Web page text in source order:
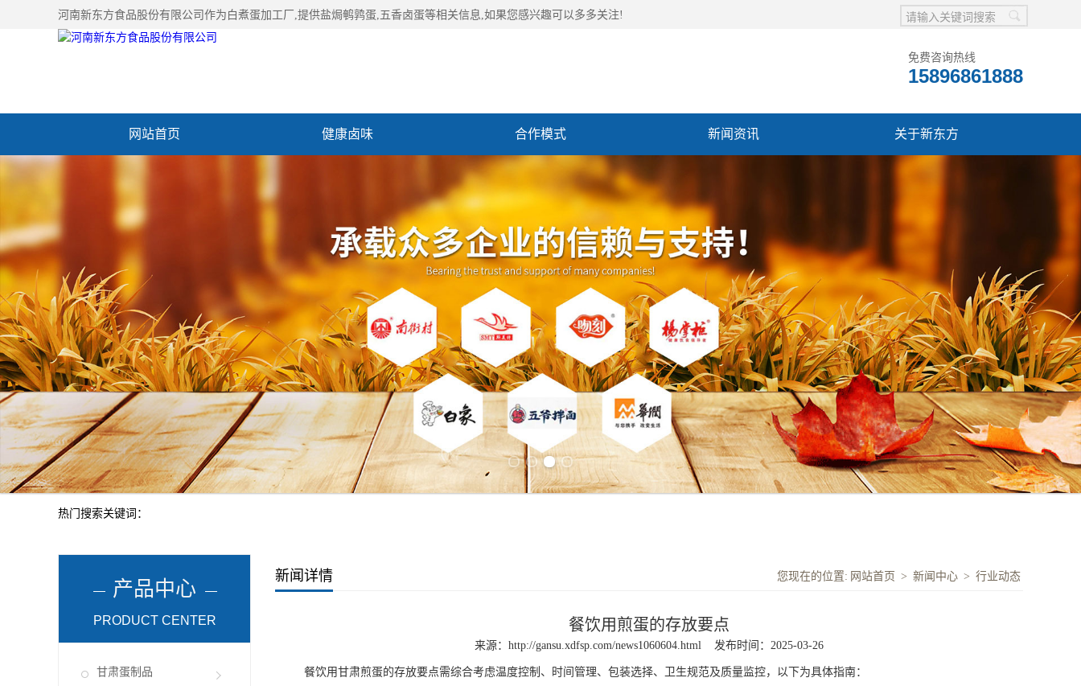
河南新东方食品股份有限公司作为 白煮蛋加工厂 ,提供盐焗鹌鹑蛋,五香卤蛋等相关信息,如果您感兴趣可以多多关注!
免费咨询热线
15896861888
网站首页 健康卤味 合作模式 新闻资讯 关于新东方
热门搜索关键词：
产品中心
PRODUCT CENTER
甘肃蛋制品
新闻详情 您现在的位置: 网站首页 > 新闻中心 > 行业动态
餐饮用煎蛋的存放要点
来源： http://gansu.xdfsp.com/news1060604.html 发布时间：2025-03-26
餐饮用甘肃煎蛋的存放要点需综合考虑温度控制、时间管理、包装选择、卫生规范及质量监控，以下为具体指南：